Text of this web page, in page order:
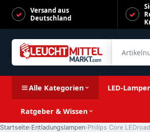
Versand aus
Deutschland
Alle Kategorien LED-
Ratgeber & Wissen
Startseite Entladungslampen
Philips Core LEDroad TrueForce SON-